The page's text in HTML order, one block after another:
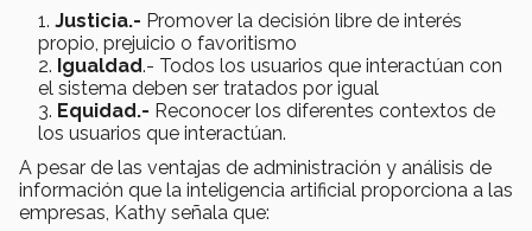
Justicia.- Promover la decisión libre de interés
propio, prejuicio o favoritismo
Igualdad.- Todos los usuarios que interactúan con
el sistema deben ser tratados por igual
Equidad.- Reconocer los diferentes contextos de
los usuarios que interactúan.
A pesar de las ventajas de administración y análisis de
información que la inteligencia artificial proporciona a las
empresas, Kathy señala que: